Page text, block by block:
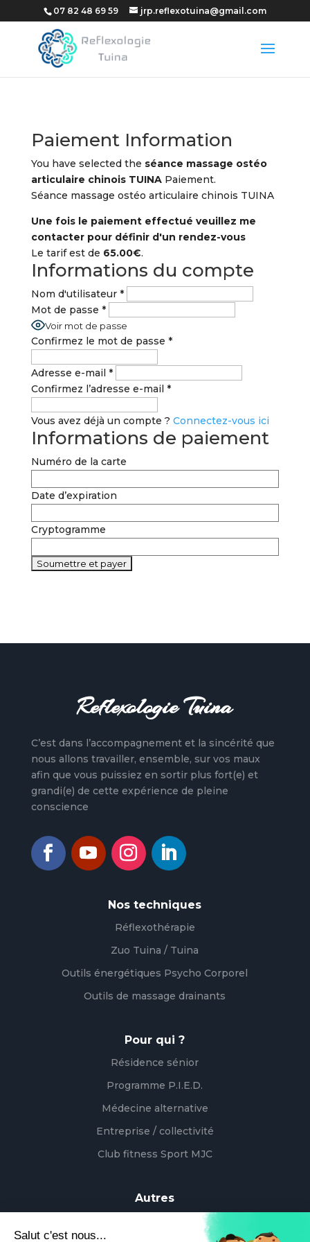
07 82 48 69 59 jrp.reflexotuina@gmail.com
Paiement Information
You have selected the séance massage ostéo
articulaire chinois TUINAPaiement.
Séance massage ostéo articulaire chinois TUINA
Une fois le paiement effectué veuillez me
contacter pour définir d'un rendez-vous
Le tarif est de 65.00€.
Informations du compte
Nom d'utilisateur *
Mot de passe *
Voir mot de passe
Confirmez le mot de passe *
Adresse e-mail *
Confirmez l’adresse e-mail *
Vous avez déjà un compte ? Connectez-vous ici
Informations de paiement
Numéro de la carte
Date d’expiration
Cryptogramme
Reflexologie Tuina
C’est dans l’accompagnement et la sincérité que
nous allons travailler, ensemble, sur vos maux
afin que vous puissiez en sortir plus fort(e) et
grandi(e) de cette expérience de pleine
conscience
Nos techniques
Réflexothérapie
Zuo Tuina / Tuina
Outils énergétiques Psycho Corporel
Outils de massage drainants
Pour qui ?
Résidence sénior
Programme P.I.E.D.
Médecine alternative
Entreprise / collectivité
Club fitness Sport MJC
Autres